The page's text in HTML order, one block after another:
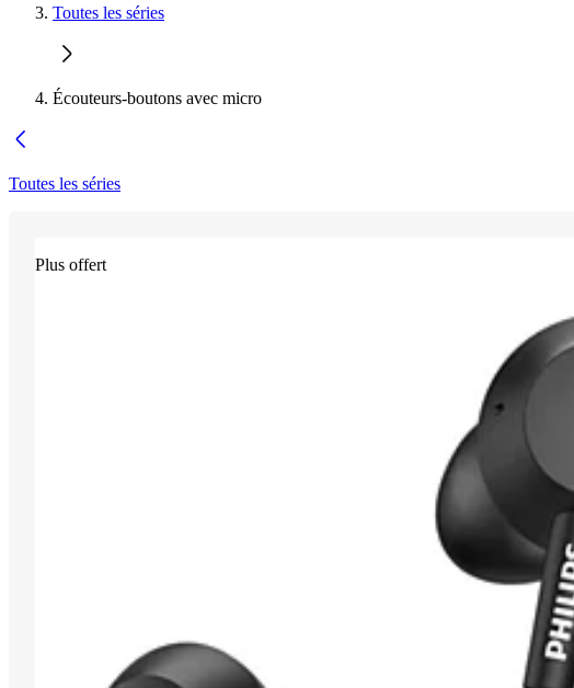
Toutes les séries
Écouteurs-boutons avec micro
Toutes les séries
Plus offert